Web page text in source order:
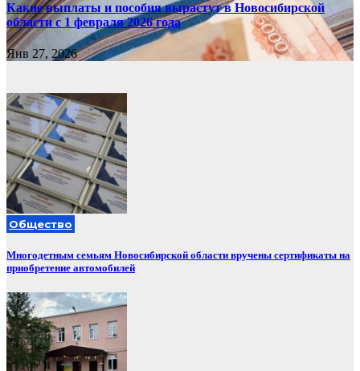
Какие выплаты и пособия вырастут в Новосибирской
области с 1 февраля 2026 года
Янв 27, 2026
Общество
Многодетным семьям Новосибирской области вручены сертификаты на
приобретение автомобилей